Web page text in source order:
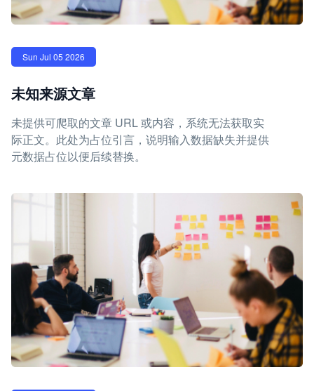
Sun Jul 05 2026
未知来源文章
未提供可爬取的文章 URL 或内容，系统无法获取实
际正文。此处为占位引言，说明输入数据缺失并提供
元数据占位以便后续替换。